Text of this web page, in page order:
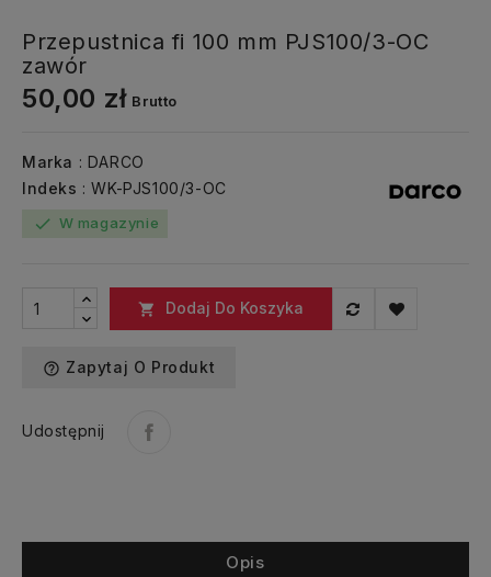
Przepustnica fi 100 mm PJS100/3-OC
zawór
50,00 zł Brutto
Marka : DARCO
Indeks : WK-PJS100/3-OC
check W magazynie
 Dodaj Do Koszyka
help_outline Zapytaj O Produkt
Udostępnij
Opis